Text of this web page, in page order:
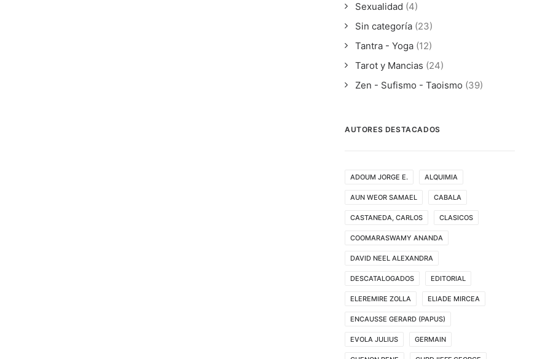
Sexualidad (4)
Sin categoría (23)
Tantra - Yoga (12)
Tarot y Mancias (24)
Zen - Sufismo - Taoismo (39)
AUTORES DESTACADOS
ADOUM JORGE E. ALQUIMIA
AUN WEOR SAMAEL CABALA
CASTANEDA, CARLOS CLASICOS
COOMARASWAMY ANANDA
DAVID NEEL ALEXANDRA
DESCATALOGADOS EDITORIAL
ELEREMIRE ZOLLA ELIADE MIRCEA
ENCAUSSE GERARD (PAPUS)
EVOLA JULIUS GERMAIN